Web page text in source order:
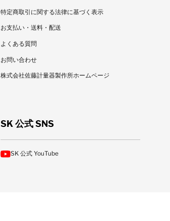
特定商取引に関する法律に基づく表示
お支払い・送料・配送
よくある質問
お問い合わせ
株式会社佐藤計量器製作所ホームページ
SK 公式 SNS
SK 公式 YouTube